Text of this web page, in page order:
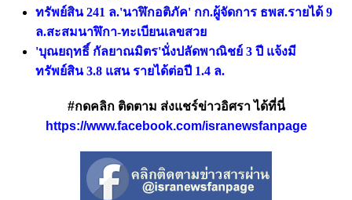
ทรัพย์สิน 241 ล.'นาฬิกอติภัค' กก.ผู้จัดการ ธพส.รายได้ 9
ล.สะสมนาฬิกา-ทะเบียนเลขสวย
'บุณยฤทธิ์ กัลยาณมิตร'นั่งปลัดพาณิชย์ 3 ปี แจ้งมี
ทรัพย์สิน 3.8 แสน รายได้ต่อปี 1.4 ล.
#กดคลิก ติดตาม ส่งแชร์ข่าวอิศรา ได้ที่นี่
https://www.facebook.com/isranewsfanpage